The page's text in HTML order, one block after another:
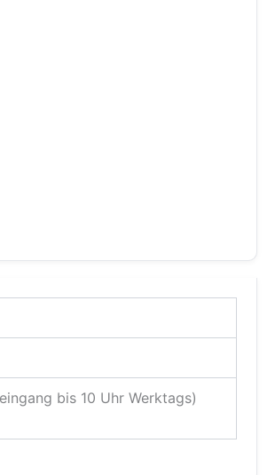
bis 10 Uhr Werktags)